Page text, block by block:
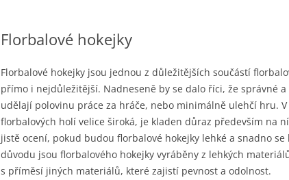
Florbalové hokejky
Florbalové hokejky jsou jednou z důležitějších součástí
přímo i nejdůležitější. Nadneseně by se dalo říci, že správné
udělají polovinu práce za hráče, nebo minimálně ulehčí hru.
florbalových holí velice široká, je kladen důraz především na
jistě ocení, pokud budou florbalové hokejky lehké a snadno
důvodu jsou florbalového hokejky vyráběny z lehkých
s příměsí jiných materiálů, které zajistí pevnost a odolnost.